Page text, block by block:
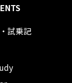
試乗記